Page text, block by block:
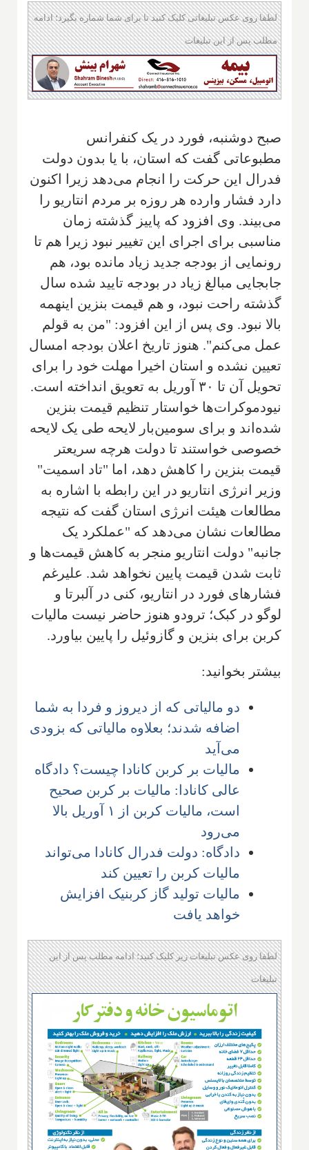
لطفا روی عکس تبلیغاتی کلیک کنید تا برای شما شماره بگیرد؛ ادامه
مطلب پس از این تبلیغات
صبح دوشنبه، فورد در یک کنفرانس
مطبوعاتی گفت که استان، با یا بدون دولت
فدرال این حرکت را انجام می‌دهد زیرا اکنون
دارد فشار وارده هر روزه بر مردم انتاریو را
می‌بیند. وی افزود که پاییز گذشته زمان
مناسبی برای اجرای این تغییر نبود زیرا هم تا
رونمایی از بودجه جدید زیاد مانده بود، هم
جابجایی مبالغ زیاد در بودجه تایید شده سال
گذشته راحت نبود، و هم قیمت بنزین اینهمه
بالا نبود. وی پس از این افزود: "من به قولم
عمل می‌کنم". هنوز تاریخ اعلان بودجه امسال
تعیین نشده و استان اخیرا مهلت خود را برای
تحویل آن تا ۳۰ آوریل به تعویق انداخته است.
نیودموکرات‌ها خواستار تنظیم قیمت بنزین
شده‌اند و برای سومین‌بار لایحه طی یک لایحه
خصوصی خواستند تا دولت هرچه سریعتر
قیمت بنزین را کاهش دهد، اما "تاد اسمیت"
وزیر انرژی انتاریو در این رابطه با اشاره به
مطالعات هیئت انرژی استان گفت که نتیجه
مطالعات نشان می‌دهد که "عملکرد یک
جانبه" دولت انتاریو منجر به کاهش قیمت‌ها و
ثابت شدن قیمت پایین نخواهد شد. علیرغم
فشارهای فورد در انتاریو، کنی در آلبرتا و
لوگو در کبک؛ ترودو هنوز حاضر نیست مالیات
کربن برای بنزین و گازوئیل را پایین بیاورد.
بیشتر بخوانید:
دو مالیاتی که از دیروز و فردا به شما
اضافه شدند؛ بعلاوه مالیاتی که بزودی
می‌آید
مالیات بر کربن کانادا چیست؟ دادگاه
عالی کانادا: مالیات بر کربن صحیح
است، مالیات کربن از ۱ آوریل بالا
می‌رود
دادگاه: دولت فدرال کانادا می‌تواند
مالیات کربن را تعیین کند
مالیات تولید گاز کربنیک افزایش
خواهد یافت
لطفا روی عکس تبلیغات زیر کلیک کنید؛ ادامه مطلب پس از این
تبلیغات